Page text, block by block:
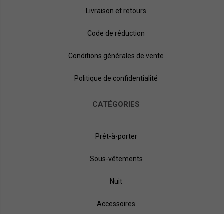
Livraison et retours
Code de réduction
Conditions générales de vente
Politique de confidentialité
CATÉGORIES
Prêt-à-porter
Sous-vêtements
Nuit
Accessoires